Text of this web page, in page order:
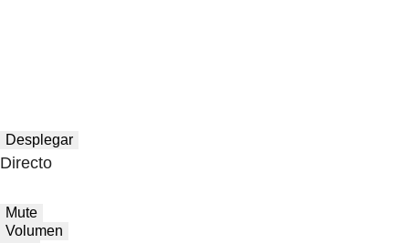
Desplegar
Directo
Mute
Volumen